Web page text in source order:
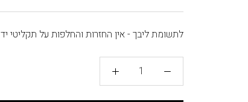
לתשומת ליבך - אין החזרות והחלפות על תקליטי יד 2.